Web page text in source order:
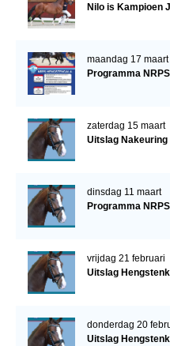
Nilo is Kampioen
maandag 17 maart
Programma
zaterdag 15 maart
Uitslag Nakeuring
dinsdag 11 maart
Programma
vrijdag 21 februari
Uitslag
donderdag 20
Uitslag